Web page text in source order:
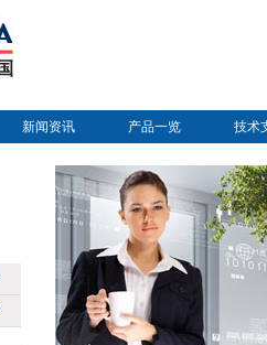
新闻资讯 产品一览 技术